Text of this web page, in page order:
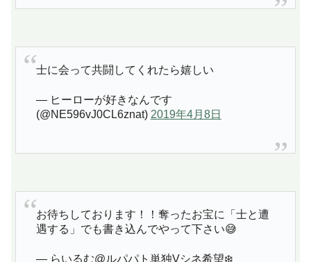
士に会って共闘してくれたら嬉しい
— ヒーローが好きなんです
(@NE596vJ0CL6znat) 2019年4月8日
お待ちしております！！奪ったお宝に「士と遭
遇する」でも書き込んでやって下さい😅
— らいるむ@ルパパト単独Vシネ希望❄️